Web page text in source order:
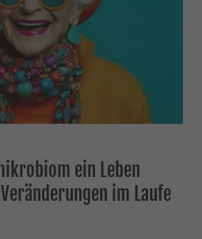
ein Leben
im Laufe